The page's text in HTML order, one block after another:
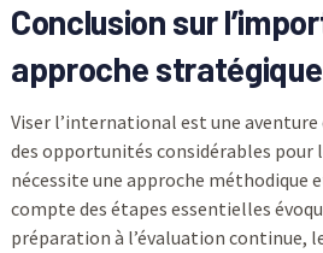
Conclusion sur
approche stratégique
Viser l’international est une
des opportunités considérables pour
nécessite une approche méthodique
compte des étapes essentielles
préparation à l’évaluation continue,